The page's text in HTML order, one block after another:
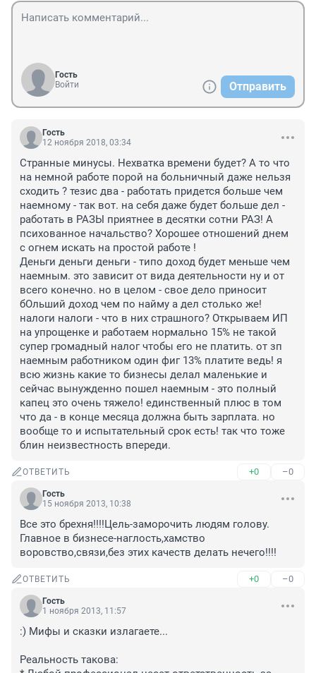
Гость
Войти
Отправить
Гость
12 ноября 2018, 03:34
Странные минусы. Нехватка времени будет? А то что
на немной работе порой на больничный даже нельзя
сходить ? тезис два - работать придется больше чем
наемному - так вот. на себя даже будет больше дел -
работать в РАЗЫ приятнее в десятки сотни РАЗ! А
психованное начальство? Хорошее отношений днем
с огнем искать на простой работе !
Деньги деньги деньги - типо доход будет меньше чем
наемным. это зависит от вида деятельности ну и от
всего конечно. но в целом - свое дело приносит
бОльший доход чем по найму а дел столько же!
налоги налоги - что в них страшного? Открываем ИП
на упрощенке и работаем нормально 15% не такой
супер громадный налог чтобы его не платить. от зп
наемным работником один фиг 13% платите ведь! я
всю жизнь какие то бизнесы делал маленькие и
сейчас вынужденно пошел наемным - это полный
капец это очень тяжело! единственный плюс в том
что да - в конце месяца должна быть зарплата. но
вообще то и испытательный срок есть! так что тоже
блин неизвестность впереди.
ОТВЕТИТЬ +0 –0
Гость
15 ноября 2013, 10:38
Все это брехня!!!!Цель-заморочить людям голову.
Главное в бизнесе-наглость,хамство
воровство,связи,без этих качеств делать нечего!!!!
ОТВЕТИТЬ +0 –0
Гость
1 ноября 2013, 11:57
:) Мифы и сказки излагаете...
Реальность такова: